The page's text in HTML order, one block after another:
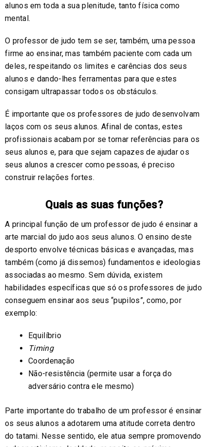
alunos em toda a sua plenitude, tanto física como
mental.
O professor de judo tem se ser, também, uma pessoa
firme ao ensinar, mas também paciente com cada um
deles, respeitando os limites e carências dos seus
alunos e dando-lhes ferramentas para que estes
consigam ultrapassar todos os obstáculos.
É importante que os professores de judo desenvolvam
laços com os seus alunos. Afinal de contas, estes
profissionais acabam por se tornar referências para os
seus alunos e, para que sejam capazes de ajudar os
seus alunos a crescer como pessoas, é preciso
construir relações fortes.
Quais as suas funções?
A principal função de um professor de judo é ensinar a
arte marcial do judo aos seus alunos. O ensino deste
desporto envolve técnicas básicas e avançadas, mas
também (como já dissemos) fundamentos e ideologias
associadas ao mesmo. Sem dúvida, existem
habilidades específicas que só os professores de judo
conseguem ensinar aos seus “pupilos”, como, por
exemplo:
Equilíbrio
Timing
Coordenação
Não-resistência (permite usar a força do
adversário contra ele mesmo)
Parte importante do trabalho de um professor é ensinar
os seus alunos a adotarem uma atitude correta dentro
do tatami. Nesse sentido, ele atua sempre promovendo